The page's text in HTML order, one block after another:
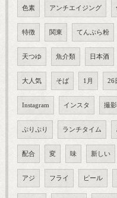
色素 アンチエイジング
特徴 関東 てんぷら粉
天つゆ 魚介類 日本酒
大人気 そば 1月 26
Instagram インスタ 撮影
ぷりぷり ランチタイム
配合 変 味 新しい
アジ フライ ピール